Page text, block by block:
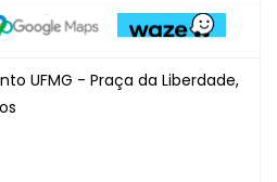
UFMG - Praça da Liberdade,